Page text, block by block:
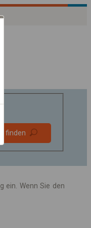
finden
ein. Wenn Sie den